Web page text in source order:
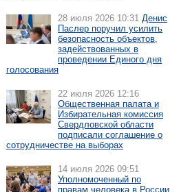
28 июля 2026 10:31 Денис
Паслер поручил усилить
безопасность объектов,
задействованных в
проведении Единого дня
голосования
22 июля 2026 12:16
Общественная палата и
Избирательная комиссия
Свердловской области
подписали соглашение о
сотрудничестве на выборах
14 июля 2026 09:51
Уполномоченный по
правам человека в России